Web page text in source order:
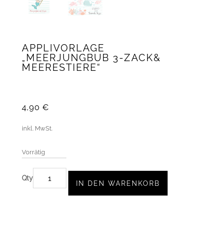
APPLIVORLAGE
„MEERJUNGBUB 3-ZACK&
MEERESTIERE“
4,90 €
inkl. MwSt.
Vorrätig
APPLIVORLAGE
IN DEN WARENKORB